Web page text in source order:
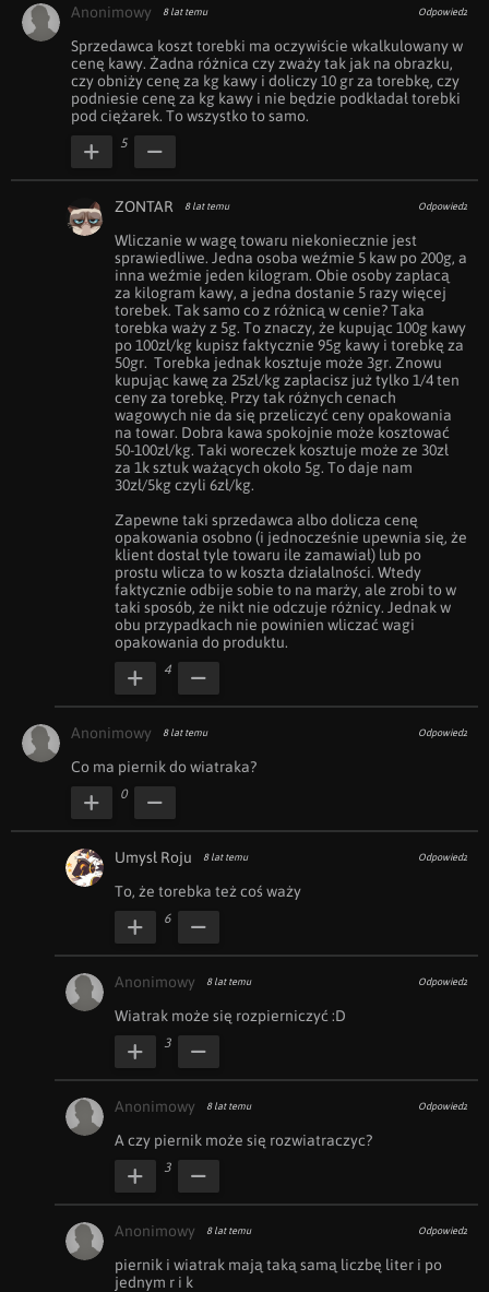
Anonimowy 8 lat temu Odpowiedz
Sprzedawca koszt torebki ma oczywiście wkalkulowany w
cenę kawy. Żadna różnica czy zważy tak jak na obrazku,
czy obniży cenę za kg kawy i doliczy 10 gr za torebkę, czy
podniesie cenę za kg kawy i nie będzie podkładał torebki
pod ciężarek. To wszystko to samo.
5
ZONTAR 8 lat temu Odpowiedz
Wliczanie w wagę towaru niekoniecznie jest
sprawiedliwe. Jedna osoba weźmie 5 kaw po 200g, a
inna weźmie jeden kilogram. Obie osoby zapłacą
za kilogram kawy, a jedna dostanie 5 razy więcej
torebek. Tak samo co z różnicą w cenie? Taka
torebka waży z 5g. To znaczy, że kupując 100g kawy
po 100zł/kg kupisz faktycznie 95g kawy i torebkę za
50gr.  Torebka jednak kosztuje może 3gr. Znowu
kupując kawę za 25zł/kg zapłacisz już tylko 1/4 ten
ceny za torebkę. Przy tak różnych cenach
wagowych nie da się przeliczyć ceny opakowania
na towar. Dobra kawa spokojnie może kosztować
50-100zł/kg. Taki woreczek kosztuje może ze 30zł
za 1k sztuk ważących około 5g. To daje nam
30zł/5kg czyli 6zł/kg.
Zapewne taki sprzedawca albo dolicza cenę
opakowania osobno (i jednocześnie upewnia się, że
klient dostał tyle towaru ile zamawiał) lub po
prostu wlicza to w koszta działalności. Wtedy
faktycznie odbije sobie to na marży, ale zrobi to w
taki sposób, że nikt nie odczuje różnicy. Jednak w
obu przypadkach nie powinien wliczać wagi
opakowania do produktu.
4
Anonimowy 8 lat temu Odpowiedz
Co ma piernik do wiatraka?
0
Umysł Roju 8 lat temu Odpowiedz
To, że torebka też coś waży
6
Anonimowy 8 lat temu Odpowiedz
Wiatrak może się rozpierniczyć :D
3
Anonimowy 8 lat temu Odpowiedz
A czy piernik może się rozwiatraczyc?
3
Anonimowy 8 lat temu Odpowiedz
piernik i wiatrak mają taką samą liczbę liter i po
jednym r i k